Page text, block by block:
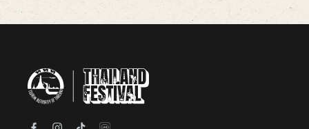
of